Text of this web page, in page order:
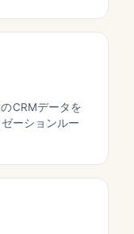
CRMデータを
ーションルー